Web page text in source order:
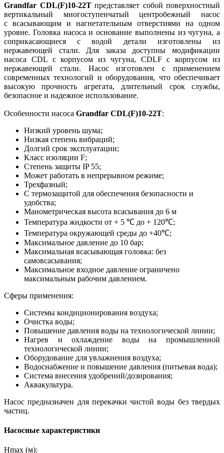
Grandfar CDL(F)10-22Tпредставляет собой поверхностный
вертикальный многоступенчатый центробежный насос
с всасывающим и нагнетательным отверстиями на одном
уровне. Головка насоса и основание выполнены из чугуна, а
соприкасающиеся с водой детали изготовлены из
нержавеющей стали. Для заказа доступны модификации
насоса CDL с корпусом из чугуна, CDLF с корпусом из
нержавеющей стали. Насос изготовлен с применением
современных технологий и оборудования, что обеспечивает
высокую прочность агрегата, длительный срок службы,
безопасное и надежное использование.
Особенности насоса Grandfar CDL(F)10-22T:
Низкий уровень шума;
Низкая степень вибраций;
Долгий срок эксплуатации;
Класс изоляции F;
Степень защиты IP 55;
Может работать в непрерывном режиме;
Трехфазный;
С термозащитой для обеспечения безопасности и
удобства;
Манометрическая высота всасывания до 6 м
Температура жидкости от + 5 ℃ до + 120℃;
Температура окружающей среды до +40℃;
Максимальное давление до 10 бар;
Максимальная всасывающая головка: без
самовсасывания;
Максимальное входное давление ограничено
максимальным рабочим давлением.
Сферы применения:
Системы кондиционирования воздуха;
Очистка воды;
Повышение давления воды на технологической линии;
Нагрев и охлаждение воды на промышленной
технологической линии;
Оборудование для увлажнения воздуха;
Водоснабжение и повышение давления (питьевая вода);
Система внесения удобрений/дозирования;
Аквакультура.
Насос предназначен для перекачки чистой воды без твердых
частиц.
Насосные характеристики
Hmax (м):